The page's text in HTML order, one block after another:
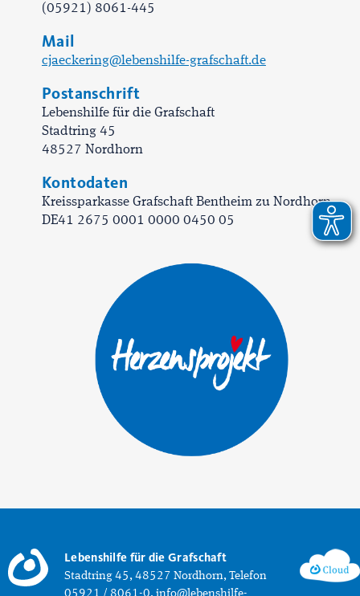
(05921) 8061-445
Mail
cjaeckering@lebenshilfe-grafschaft.de
Postanschrift
Lebenshilfe für die Grafschaft
Stadtring 45
48527 Nordhorn
Kontodaten
Kreissparkasse Grafschaft Bentheim zu Nordhorn
DE41 2675 0001 0000 0450 05
Lebenshilfe für die Grafschaft
Stadtring 45, 48527 Nordhorn, Telefon